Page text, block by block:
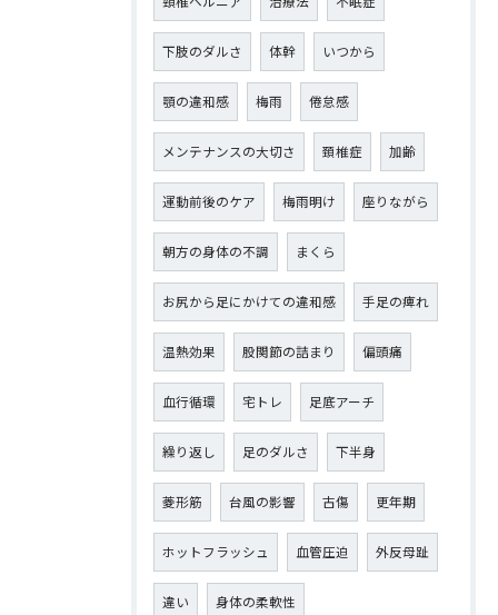
下肢のダルさ 体幹 いつから
顎の違和感 梅雨 倦怠感
メンテナンスの大切さ 頚椎症 加齢
運動前後のケア 梅雨明け 座りながら
朝方の身体の不調 まくら
お尻から足にかけての違和感 手足の痺れ
温熱効果 股関節の詰まり 偏頭痛
血行循環 宅トレ 足底アーチ
繰り返し 足のダルさ 下半身
菱形筋 台風の影響 古傷 更年期
ホットフラッシュ 血管圧迫 外反母趾
違い 身体の柔軟性